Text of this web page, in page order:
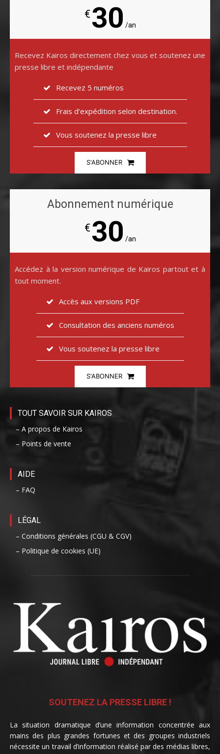
€30 /an
Recevez Kairos directement chez vous et soutenez une
presse libre et indépendante
Recevez 5 numéros
Frais d’expédition selon destination.
Vous soutenez la presse libre
S'ABONNER
Abonnement numérique
€30 /an
Accédez à la version numérique de Kairos partout et à
tout moment.
Accès aux versions PDF
Consultation des anciens numéros
Vous soutenez la presse libre
S'ABONNER
TOUT SAVOIR SUR KAIROS
– A propos de Kairos
– Points de vente
AIDE
– FAQ
LÉGAL
– Conditions générales (CGU & CGV)
– Politique de cookies (UE)
SOUTENEZ LA PRESSE LIBRE !
La situation dramatique d’une information concentrée aux
mains des plus grandes fortunes et des groupes industriels
nécessite un travail d’information réalisé par des médias libres,